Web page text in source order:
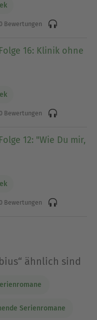
0 Bewertungen
16: Klinik ohne
0 Bewertungen
12: "Wie Du mir,
0 Bewertungen
ähnlich sind
Serienromane